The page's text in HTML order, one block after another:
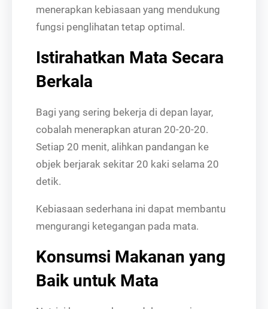
menerapkan kebiasaan yang mendukung
fungsi penglihatan tetap optimal.
Istirahatkan Mata Secara
Berkala
Bagi yang sering bekerja di depan layar,
cobalah menerapkan aturan 20-20-20.
Setiap 20 menit, alihkan pandangan ke
objek berjarak sekitar 20 kaki selama 20
detik.
Kebiasaan sederhana ini dapat membantu
mengurangi ketegangan pada mata.
Konsumsi Makanan yang
Baik untuk Mata